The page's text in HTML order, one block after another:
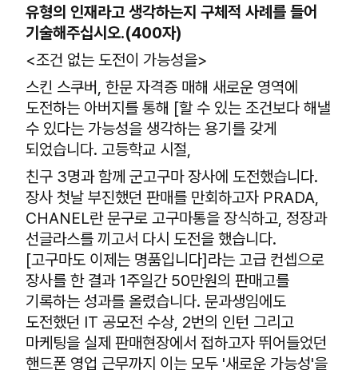
유형의 인재라고 생각하는지 구체적 사례를 들어
기술해주십시오.(400자)
<조건 없는 도전이 가능성을>
스킨 스쿠버, 한문 자격증 매해 새로운 영역에
도전하는 아버지를 통해 [할 수 있는 조건보다 해낼
수 있다는 가능성을 생각하는 용기를 갖게
되었습니다. 고등학교 시절,
친구 3명과 함께 군고구마 장사에 도전했습니다.
장사 첫날 부진했던 판매를 만회하고자 PRADA,
CHANEL란 문구로 고구마통을 장식하고, 정장과
선글라스를 끼고서 다시 도전을 했습니다.
[고구마도 이제는 명품입니다]라는 고급 컨셉으로
장사를 한 결과 1주일간 50만원의 판매고를
기록하는 성과를 올렸습니다. 문과생임에도
도전했던 IT 공모전 수상, 2번의 인턴 그리고
마케팅을 실제 판매현장에서 접하고자 뛰어들었던
핸드폰 영업 근무까지 이는 모두 '새로운 가능성'을